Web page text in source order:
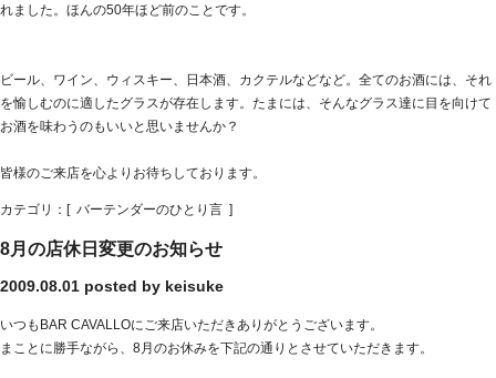
れました。ほんの50年ほど前のことです。
ビール、ワイン、ウィスキー、日本酒、カクテルなどなど。全てのお酒には、それ
を愉しむのに適したグラスが存在します。たまには、そんなグラス達に目を向けて
お酒を味わうのもいいと思いませんか？
皆様のご来店を心よりお待ちしております。
カテゴリ：[ バーテンダーのひとり言 ]
8月の店休日変更のお知らせ
2009.08.01 posted by keisuke
いつもBAR CAVALLOにご来店いただきありがとうございます。
まことに勝手ながら、8月のお休みを下記の通りとさせていただきます。